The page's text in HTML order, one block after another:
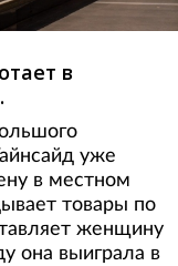
в
уже
в местном
товары по
женщину
она выиграла в